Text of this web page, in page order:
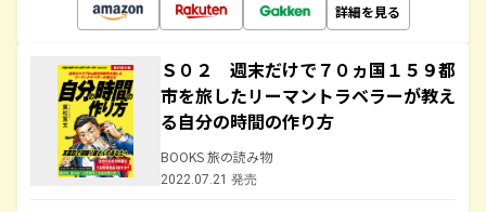
詳細を見る
Ｓ０２ 週末だけで７０ヵ国１５９都
市を旅したリーマントラベラーが教え
る自分の時間の作り方
BOOKS 旅の読み物
2022.07.21 発売